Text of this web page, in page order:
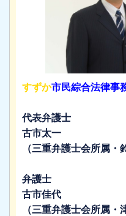
すずか市民綜合法律事
代表弁護士
古市太一
（三重弁護士会所属・
弁護士
古市佳代
（三重弁護士会所属・